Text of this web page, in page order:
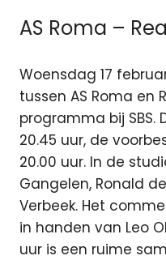
AS Roma –
Woensdag 17
tussen AS Roma en
programma bij
20.45 uur, de
20.00 uur. In de
Gangelen, Ronald
Verbeek. Het
in handen van Leo
uur is een ruime